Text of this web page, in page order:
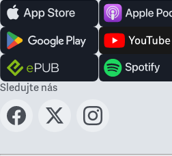
Sledujte nás